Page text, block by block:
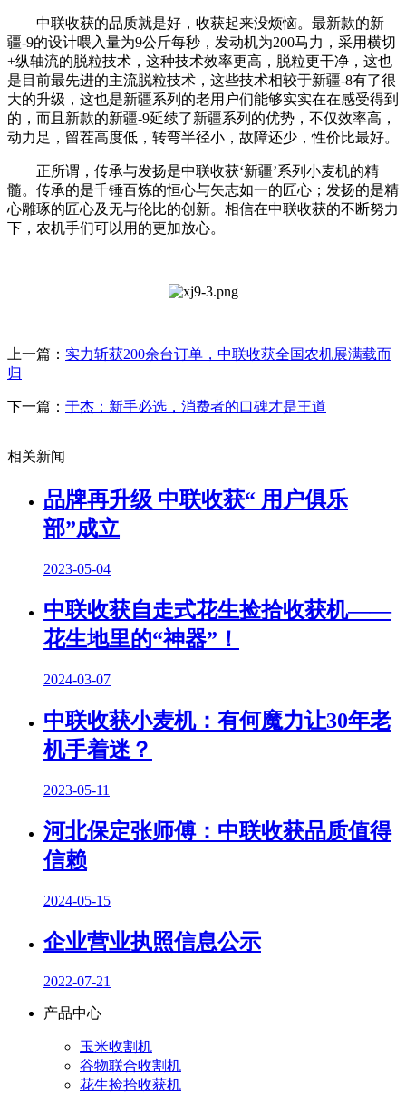
中联收获的品质就是好，收获起来没烦恼。最新款的新
疆-9的设计喂入量为9公斤每秒，发动机为200马力，采用横切
+纵轴流的脱粒技术，这种技术效率更高，脱粒更干净，这也
是目前最先进的主流脱粒技术，这些技术相较于新疆-8有了很
大的升级，这也是新疆系列的老用户们能够实实在在感受得到
的，而且新款的新疆-9延续了新疆系列的优势，不仅效率高，
动力足，留茬高度低，转弯半径小，故障还少，性价比最好。
正所谓，传承与发扬是中联收获‘新疆’系列小麦机的精
髓。传承的是千锤百炼的恒心与矢志如一的匠心；发扬的是精
心雕琢的匠心及无与伦比的创新。相信在中联收获的不断努力
下，农机手们可以用的更加放心。
上一篇： 实力斩获200余台订单，中联收获全国农机展满载而
归
下一篇： 于杰：新手必选，消费者的口碑才是王道
相关新闻
品牌再升级 中联收获“ 用户俱乐
部”成立
2023-05-04
中联收获自走式花生捡拾收获机——
花生地里的“神器”！
2024-03-07
中联收获小麦机：有何魔力让30年老
机手着迷？
2023-05-11
河北保定张师傅：中联收获品质值得
信赖
2024-05-15
企业营业执照信息公示
2022-07-21
产品中心
玉米收割机
谷物联合收割机
花生捡拾收获机